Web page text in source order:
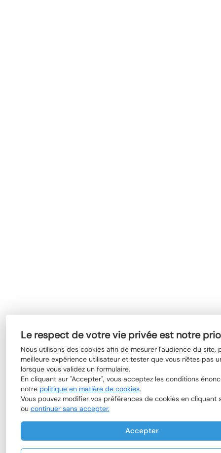
Le respect de votre vie privée est notre
Nous utilisons des cookies afin de mesurer l'audience du site,
meilleure expérience utilisateur et tester que vous n'êtes pas
lorsque vous validez un formulaire.
En cliquant sur "Accepter", vous acceptez les conditions
notre politique en matière de cookies.
Vous pouvez modifier vos préférences de cookies en cliquant
ou continuer sans accepter.
Accepter